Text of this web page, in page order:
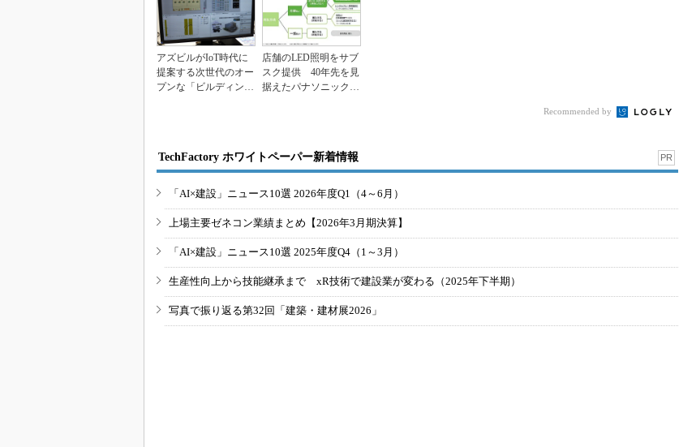
アズビルがIoT時代に
提案する次世代のオー
プンな「ビルディング
店舗のLED照明をサブ
スク提供 40年先を見
据えたパナソニックの
Recommended by
TechFactory ホワイトペーパー新着情報 PR
「AI×建設」ニュース10選 2026年度Q1（4～6月）
上場主要ゼネコン業績まとめ【2026年3月期決算】
「AI×建設」ニュース10選 2025年度Q4（1～3月）
生産性向上から技能継承まで xR技術で建設業が変わる（2025年下半期）
写真で振り返る第32回「建築・建材展2026」